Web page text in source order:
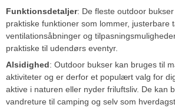
Funktionsdetaljer: De fleste outdoor
praktiske funktioner som lommer, justerbare
ventilationsåbninger og
praktiske til udendørs eventyr.
Alsidighed: Outdoor bukser kan bruges til
aktiviteter og er derfor et populært valg for
aktive i naturen eller nyder friluftsliv. De kan
vandreture til camping og selv som